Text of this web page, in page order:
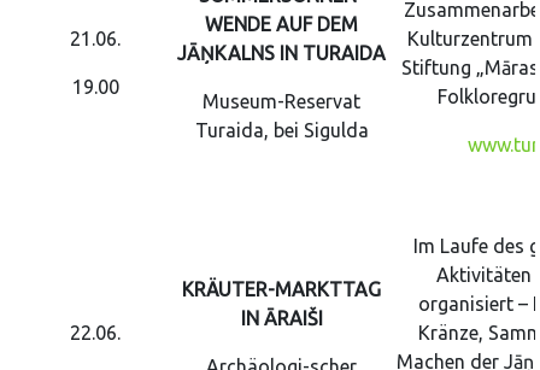
21.06.
19.00
WENDE AUF DEM
JĀŅKALNS IN TURAIDA
Museum-Reservat
Turaida, bei Sigulda
Kulturzentrum
Stiftung
22.06.
KRÄUTER-MARKTTAG
IN ĀRAIŠI
Im Laufe des
Aktivitäten
organisiert –
Kränze,
Machen der